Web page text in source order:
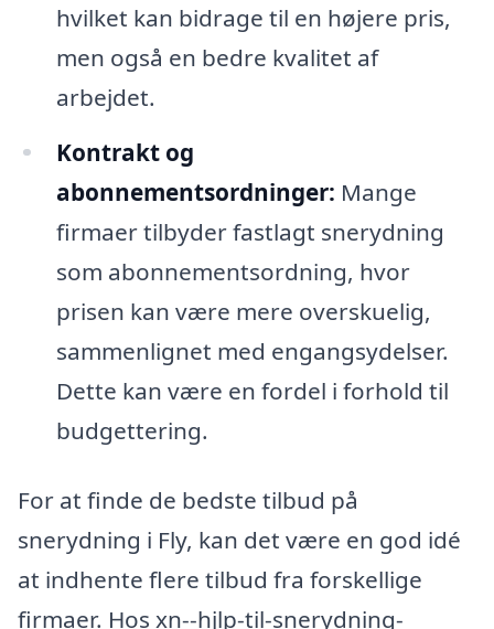
hvilket kan bidrage til en højere pris,
men også en bedre kvalitet af
arbejdet.
Kontrakt og
abonnementsordninger: Mange
firmaer tilbyder fastlagt snerydning
som abonnementsordning, hvor
prisen kan være mere overskuelig,
sammenlignet med engangsydelser.
Dette kan være en fordel i forhold til
budgettering.
For at finde de bedste tilbud på
snerydning i Fly, kan det være en god idé
at indhente flere tilbud fra forskellige
firmaer. Hos xn--hjlp-til-snerydning-